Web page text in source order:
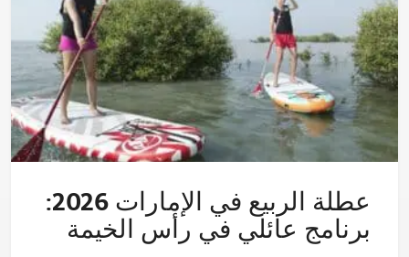
عطلة الربيع في الإمارات 2026:
برنامج عائلي في رأس الخيمة